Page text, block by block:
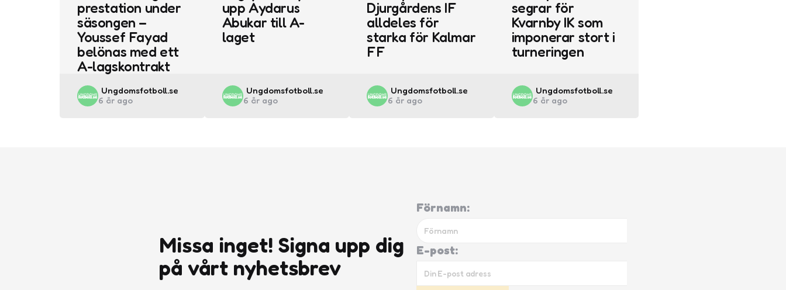
prestation under
säsongen –
Youssef Fayad
belönas med ett
A-lagskontrakt
Posted
by
Ungdomsfotboll.se
6 år ago
upp Aydarus
Abukar till A-
laget
Posted
by
Ungdomsfotboll.se
6 år ago
Djurgårdens IF
alldeles för
starka för Kalmar
FF
Posted
by
Ungdomsfotboll.se
6 år ago
segrar för
Kvarnby IK som
imponerar stort i
turneringen
Posted
by
Ungdomsfotboll.se
6 år ago
Missa inget! Signa upp dig
på vårt nyhetsbrev
Förnamn:
E-post: